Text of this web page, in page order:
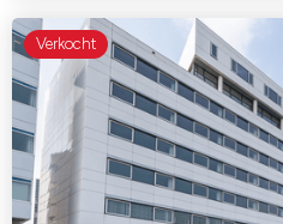
Verkocht